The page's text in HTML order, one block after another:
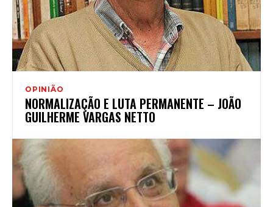
OPINIÃO
NORMALIZAÇÃO E LUTA PERMANENTE – JOÃO
GUILHERME VARGAS NETTO